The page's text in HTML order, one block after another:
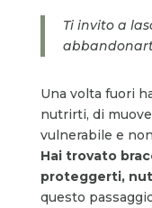
Ti invito a
Una volta fuori
nutrirti, di
vulnerabile e
Hai trovato
proteggerti,
questo